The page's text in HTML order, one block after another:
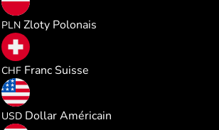
PLN Zloty Polonais
CHF Franc Suisse
USD Dollar Américain